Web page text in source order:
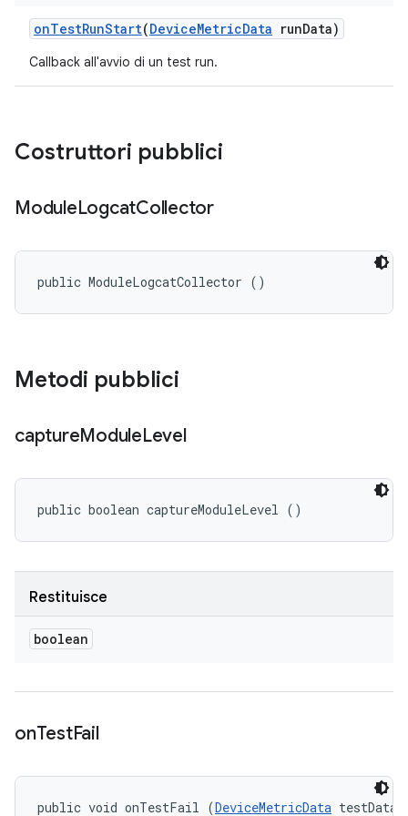
onTestRunStart(DeviceMetricData runData)
Callback all'avvio di un test run.
Costruttori pubblici
ModuleLogcatCollector
public ModuleLogcatCollector ()
Metodi pubblici
captureModuleLevel
public boolean captureModuleLevel ()
Restituisce
boolean
onTestFail
public void onTestFail (DeviceMetricData